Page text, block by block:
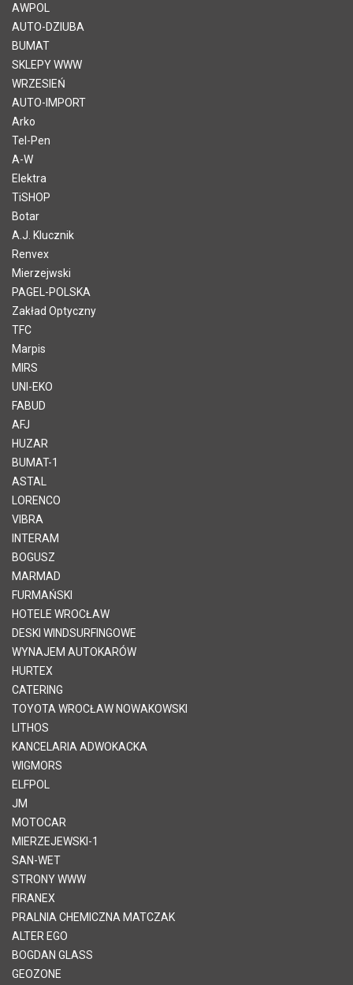
AWPOL
AUTO-DZIUBA
BUMAT
SKLEPY WWW
WRZESIEŃ
AUTO-IMPORT
Arko
Tel-Pen
A-W
Elektra
TiSHOP
Botar
A.J. Klucznik
Renvex
Mierzejwski
PAGEL-POLSKA
Zakład Optyczny
TFC
Marpis
MIRS
UNI-EKO
FABUD
AFJ
HUZAR
BUMAT-1
ASTAL
LORENCO
VIBRA
INTERAM
BOGUSZ
MARMAD
FURMAŃSKI
HOTELE WROCŁAW
DESKI WINDSURFINGOWE
WYNAJEM AUTOKARÓW
HURTEX
CATERING
TOYOTA WROCŁAW NOWAKOWSKI
LITHOS
KANCELARIA ADWOKACKA
WIGMORS
ELFPOL
JM
MOTOCAR
MIERZEJEWSKI-1
SAN-WET
STRONY WWW
FIRANEX
PRALNIA CHEMICZNA MATCZAK
ALTER EGO
BOGDAN GLASS
GEOZONE